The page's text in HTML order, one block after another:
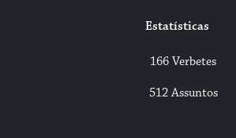
Estatísticas
166 Verbetes
512 Assuntos